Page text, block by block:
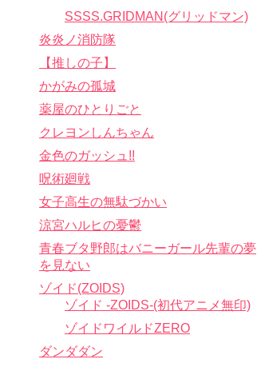
SSSS.GRIDMAN(グリッドマン)
炎炎ノ消防隊
【推しの子】
かがみの孤城
薬屋のひとりごと
クレヨンしんちゃん
金色のガッシュ!!
呪術廻戦
女子高生の無駄づかい
涼宮ハルヒの憂鬱
青春ブタ野郎はバニーガール先輩の夢
を見ない
ゾイド(ZOIDS)
ゾイド -ZOIDS-(初代アニメ無印)
ゾイドワイルドZERO
ダンダダン